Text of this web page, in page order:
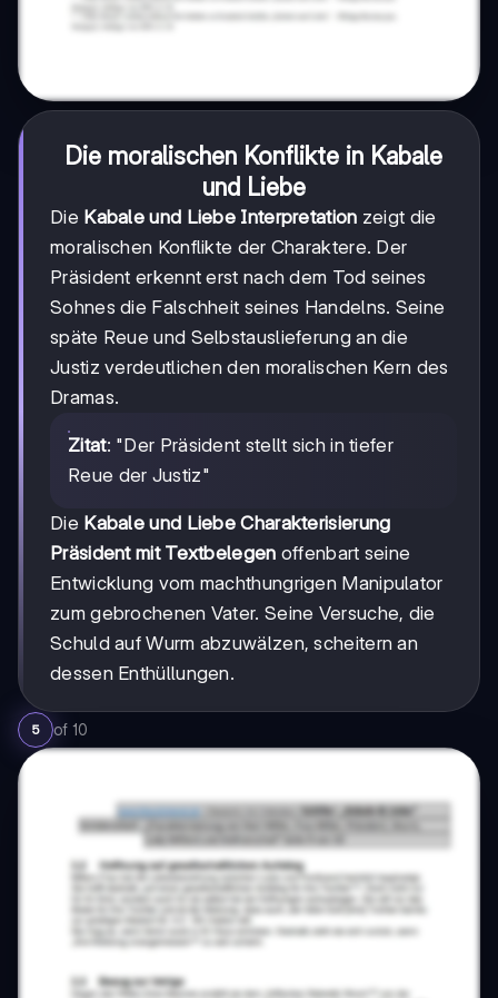
Die moralischen Konflikte in Kabale
und Liebe
Die Kabale und Liebe Interpretation zeigt die
moralischen Konflikte der Charaktere. Der
Präsident erkennt erst nach dem Tod seines
Sohnes die Falschheit seines Handelns. Seine
späte Reue und Selbstauslieferung an die
Justiz verdeutlichen den moralischen Kern des
Dramas.
Zitat: "Der Präsident stellt sich in tiefer
Reue der Justiz"
Die Kabale und Liebe Charakterisierung
Präsident mit Textbelegen offenbart seine
Entwicklung vom machthungrigen Manipulator
zum gebrochenen Vater. Seine Versuche, die
Schuld auf Wurm abzuwälzen, scheitern an
dessen Enthüllungen.
5 of 10